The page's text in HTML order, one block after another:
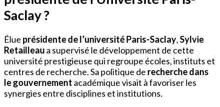
Saclay ?
Élue présidente de l’université Paris-Saclay,Sylvie
Retailleau a supervisé le développement de cette
université prestigieuse qui regroupe écoles, instituts et
centres de recherche. Sa politique de recherche dans
le gouvernement académique visait à favoriser les
synergies entre disciplines et institutions.